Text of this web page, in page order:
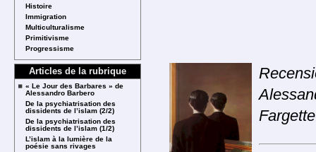
Histoire
Immigration
Multiculturalisme
Primitivisme
Progressisme
Articles de la rubrique
« Le Jour des Barbares » de
Alessandro Barbero
De la psychiatrisation des
dissidents de l’islam (2/2)
De la psychiatrisation des
dissidents de l’islam (1/2)
L’islam à la lumière de la
poésie sans rivages